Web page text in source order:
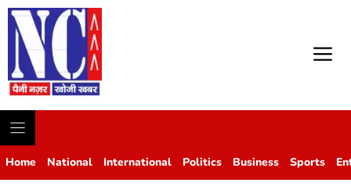
Home National International Politics Business Sports